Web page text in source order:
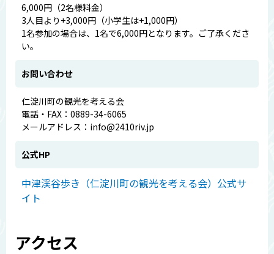
6,000円（2名様料金）
3人目より+3,000円（小学生は+1,000円）
1名参加の場合は、1名で6,000円となります。ご了承くださ
い。
お問い合わせ
仁淀川町の観光を考える会
電話・FAX：0889-34-6065
メールアドレス：info@2410riv.jp
公式HP
中津渓谷歩き（仁淀川町の観光を考える会）公式サ
イト
アクセス